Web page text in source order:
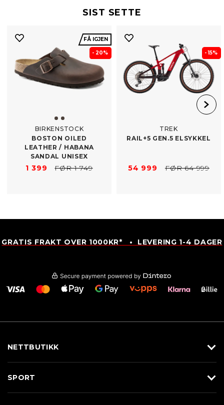
SIST SETTE
FÅ IGJEN
- 20%
BIRKENSTOCK
BOSTON OILED
LEATHER /​ HABANA
SANDAL UNISEX
1 399 FØR 1 749
- 15%
TREK
RAIL+5 GEN.5 ELSYKKEL
54 999 FØR 64 999
GRATIS FRAKT OVER 1000KR* • LEVERING 1-4 DAGER
NETTBUTIKK
SPORT